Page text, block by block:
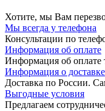
Хотите, мы Вам
Мы всегда у телефона
Консультации по
Информация об оплате
Информация об оплате
Информация о доставке
Доставка по России.
Выгодные условия
Предлагаем